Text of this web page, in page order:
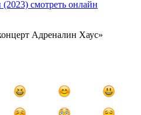
Адреналин Хаус»